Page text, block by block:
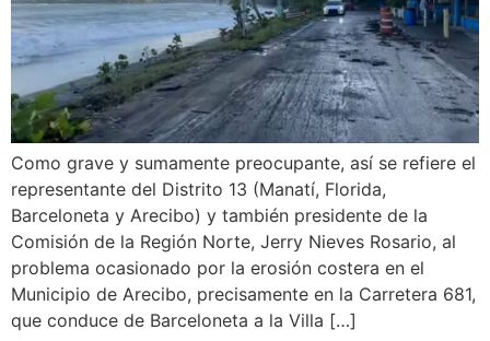
Como grave y sumamente preocupante, así se refiere el
representante del Distrito 13 (Manatí, Florida,
Barceloneta y Arecibo) y también presidente de la
Comisión de la Región Norte, Jerry Nieves Rosario, al
problema ocasionado por la erosión costera en el
Municipio de Arecibo, precisamente en la Carretera 681,
que conduce de Barceloneta a la Villa […]